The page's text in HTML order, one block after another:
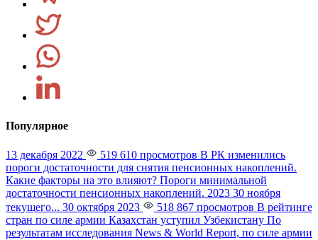
Популярное
13 декабря 2022 519 610 просмотров В РК изменились
пороги достаточности для снятия пенсионных накоплений.
Какие факторы на это влияют? Пороги минимальной
достаточности пенсионных накоплений. 2023 30 ноября
текущего... 30 октября 2023 518 867 просмотров В рейтинге
стран по силе армии Казахстан уступил Узбекистану По
результатам исследования News & World Report, по силе армии